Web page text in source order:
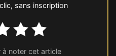
sans inscription
à noter cet article